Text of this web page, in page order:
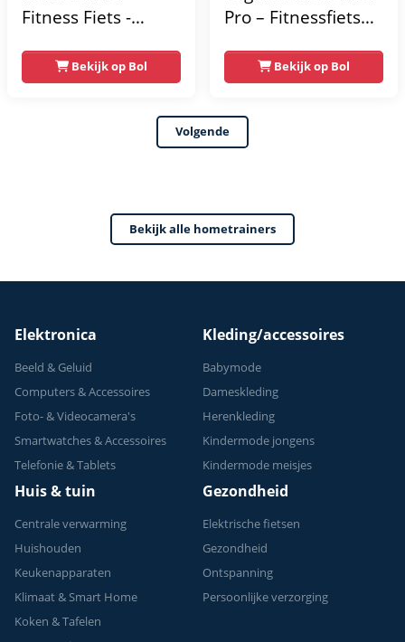
Fitness Fiets -
Vliegwiel -
Hartslagmeter -
Incl App - Extreem
Bekijk op Bol
Pro – Fitnessfiets
Gebruikers –
Premium Vering &
Demping – Extra
Soepel & Stil –
Bekijk op Bol
Volgende
Bekijk alle hometrainers
Elektronica
Beeld & Geluid
Computers & Accessoires
Foto- & Videocamera's
Smartwatches & Accessoires
Telefonie & Tablets
Kleding/accessoires
Babymode
Dameskleding
Herenkleding
Kindermode jongens
Kindermode meisjes
Huis & tuin
Centrale verwarming
Huishouden
Keukenapparaten
Klimaat & Smart Home
Koken & Tafelen
Gezondheid
Elektrische fietsen
Gezondheid
Ontspanning
Persoonlijke verzorging